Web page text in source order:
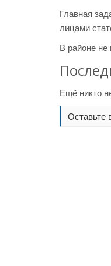
Главная
лицами
В районе не
Ещё никто
Оставьте